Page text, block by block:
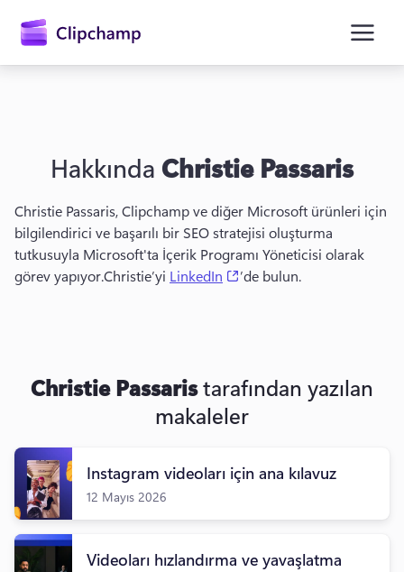
Oturum açın
Hakkında Christie Passaris
Christie Passaris, Clipchamp ve diğer Microsoft ürünleri için
bilgilendirici ve başarılı bir SEO stratejisi oluşturma
tutkusuyla Microsoft'ta İçerik Programı Yöneticisi olarak
görev yapıyor.Christie’yi LinkedIn (opens in a new tab)
’de bulun.
Christie Passaristarafından yazılan
makaleler
Instagram videoları için ana kılavuz
12 Mayıs 2026
Videoları hızlandırma ve yavaşlatma